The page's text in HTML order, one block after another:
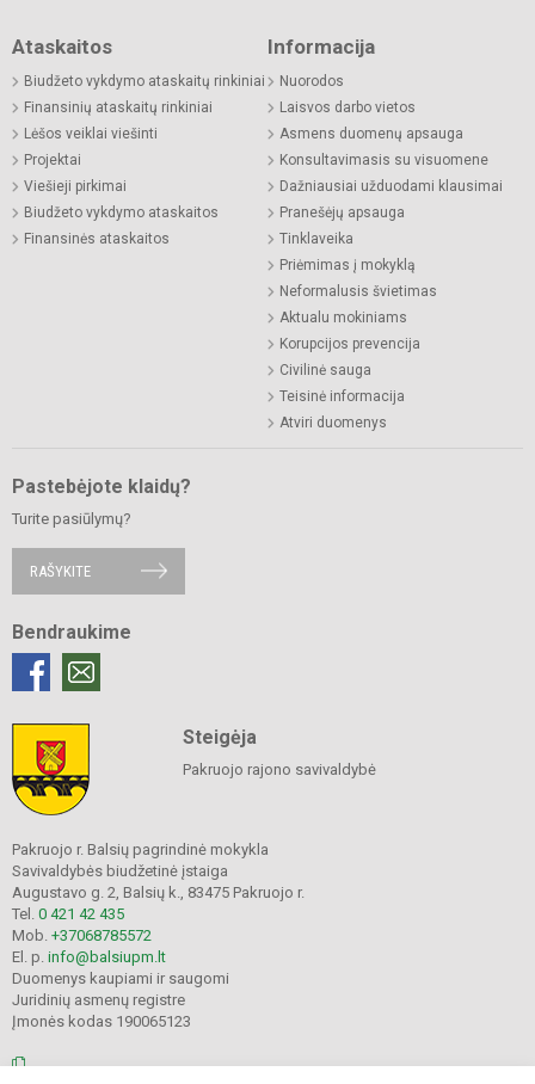
Ataskaitos
Biudžeto vykdymo ataskaitų rinkiniai
Finansinių ataskaitų rinkiniai
Lėšos veiklai viešinti
Projektai
Viešieji pirkimai
Biudžeto vykdymo ataskaitos
Finansinės ataskaitos
Informacija
Nuorodos
Laisvos darbo vietos
Asmens duomenų apsauga
Konsultavimasis su visuomene
Dažniausiai užduodami klausimai
Pranešėjų apsauga
Tinklaveika
Priėmimas į mokyklą
Neformalusis švietimas
Aktualu mokiniams
Korupcijos prevencija
Civilinė sauga
Teisinė informacija
Atviri duomenys
Pastebėjote klaidų?
Turite pasiūlymų?
RAŠYKITE
Bendraukime
Steigėja
Pakruojo rajono savivaldybė
Pakruojo r. Balsių pagrindinė mokykla
Savivaldybės biudžetinė įstaiga
Augustavo g. 2, Balsių k., 83475 Pakruojo r.
Tel. 0 421 42 435
Mob. +37068785572
El. p. info@balsiupm.lt
Duomenys kaupiami ir saugomi
Juridinių asmenų registre
Įmonės kodas 190065123